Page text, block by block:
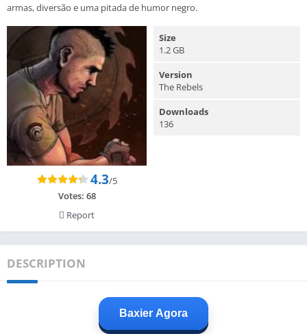
armas, diversão e uma pitada de humor negro.
4.3/5
Votes: 68
Report
Size
1.2 GB
Version
The Rebels
Downloads
136
DESCRIPTION
Baxier Agora